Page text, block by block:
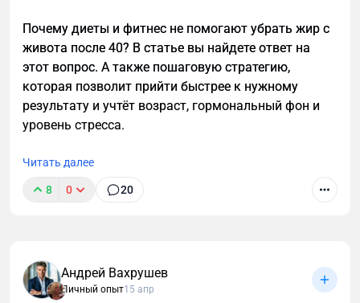
Почему диеты и фитнес не помогают убрать жир с
живота после 40? В статье вы найдете ответ на
этот вопрос. А также пошаговую стратегию,
которая позволит прийти быстрее к нужному
результату и учтёт возраст, гормональный фон и
уровень стресса.
Читать далее
8 0 20
Андрей Вахрушев
Личный опыт15 апр